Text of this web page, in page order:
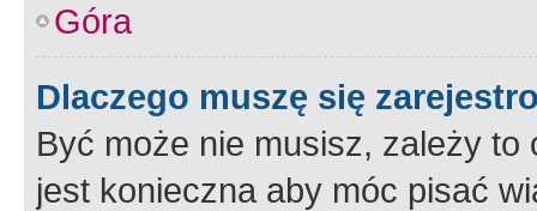
Góra
Dlaczego muszę się
Być może nie musisz, zależy
jest konieczna aby móc pisać